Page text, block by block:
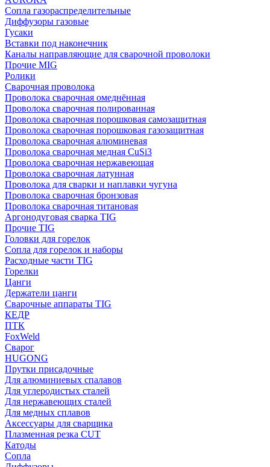
Сопла газораспределительные
Диффузоры газовые
Гусаки
Вставки под наконечник
Каналы направляющие для сварочной проволоки
Прочие MIG
Ролики
Cварочная проволока
Проволока сварочная омеднённая
Проволока сварочная полированная
Проволока сварочная порошковая самозащитная
Проволока сварочная порошковая газозащитная
Проволока сварочная алюминевая
Проволока сварочная медная CuSi3
Проволока сварочная нержавеющая
Проволока сварочная латунная
Проволока для сварки и наплавки чугуна
Проволока сварочная бронзовая
Проволока сварочная титановая
Аргонодуговая сварка TIG
Прочие TIG
Головки для горелок
Сопла для горелок и наборы
Расходные части TIG
Горелки
Цанги
Держатели цанги
Сварочные аппараты TIG
КЕДР
ПТК
FoxWeld
Сварог
HUGONG
Прутки присадочные
Для алюминиевых спалавов
Для углеродистых сталей
Для нержавеющих сталей
Для медных сплавов
Аксессуары для сварщика
Плазменная резка CUT
Катоды
Сопла